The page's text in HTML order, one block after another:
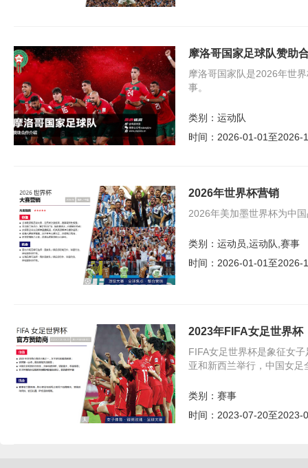
摩洛哥国家足球队赞助
摩洛哥国家队是2026年世
事。
类别： 运动队
时间： 2026-01-01至2026-
2026年世界杯营销
2026年美加墨世界杯为中
类别： 运动员,运动队,赛事
时间： 2026-01-01至2026-
2023年FIFA女足世界杯
FIFA女足世界杯是象征女
亚和新西兰举行，中国女
类别： 赛事
时间： 2023-07-20至2023-